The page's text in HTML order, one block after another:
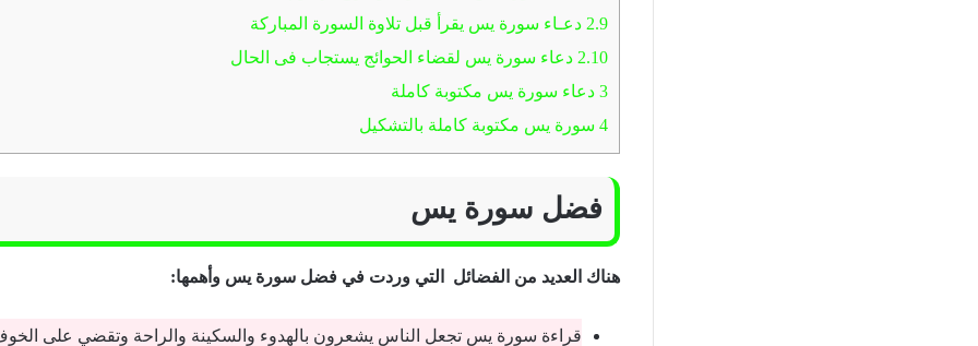
2.9 دعـاء سورة يس يقرأ قبل تلاوة السورة المباركة
2.10 دعاء سورة يس لقضاء الحوائج يستجاب فى الحال
3دعاء سورة يس مكتوبة كاملة
4سورة يس مكتوبة كاملة بالتشكيل
فضل سورة يس
هناك العديد من الفضائل التي وردت في فضل سورة يس وأهمها:
قراءة سورة يس تجعل الناس يشعرون بالهدوء والسكينة والراحة وتقضي على